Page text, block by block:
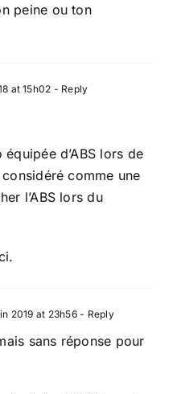
peine ou ton
at 15h02 - Reply
d’ABS lors de
considéré comme une
l’ABS lors du
2019 at 23h56- Reply
sans réponse pour